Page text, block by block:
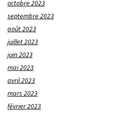
octobre 2023
septembre 2023
août 2023
juillet 2023
juin 2023
mai 2023
avril 2023
mars 2023
février 2023